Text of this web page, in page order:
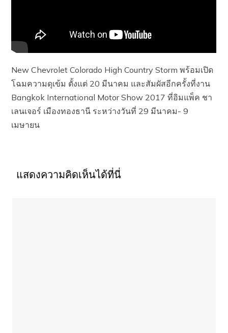
New Chevrolet Colorado High Country Storm พร้อมเปิด
โฉมความดุเข้ม ตั้งแต่ 20 มีนาคม และสัมผัสอีกครั้งที่งาน
Bangkok International Motor Show 2017 ที่อิมแพ็ค ชา
เลนเจอร์ เมืองทองธานี ระหว่างวันที่ 29 มีนาคม- 9
เมษายน
แสดงความคิดเห็นได้ที่นี่